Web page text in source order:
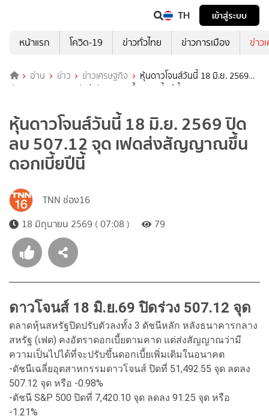
TH
เข้าสู่ระบบ
หน้าแรก
โควิด-19 ข่าวทั่วไทย ข่าวการเมือง ข่าว
อ่าน ข่าว ข่าวเศรษฐกิจ
หุ้นดาวโจนส์วันนี้ 18 มิ.ย. 2569
ปิดลบ 507.12 จุด เฟดส่งสัญญาณขึ้นดอกเบี้ยปีนี้
หุ้นดาวโจนส์วันนี้ 18 มิ.ย. 2569 ปิด
ลบ 507.12 จุด เฟดส่งสัญญาณขึ้น
ดอกเบี้ยปีนี้
TNN ช่อง16
18 มิถุนายน 2569 ( 07:08 )
79
ดาวโจนส์ 18 มิ.ย.69 ปิดร่วง 507.12 จุด
ตลาดหุ้นสหรัฐปิดปรับตัวลงทั้ง 3 ดัชนีหลัก หลังธนาคารกลาง
สหรัฐ (เฟด) คงอัตราดอกเบี้ยตามคาด แต่ส่งสัญญาณว่ามี
ความเป็นไปได้ที่จะปรับขึ้นดอกเบี้ยเพิ่มเติมในอนาคต
-ดัชนีเฉลี่ยอุตสาหกรรมดาวโจนส์ ปิดที่ 51,492.55 จุด ลดลง
507.12 จุด หรือ -0.98%
-ดัชนี S&P 500 ปิดที่ 7,420.10 จุด ลดลง 91.25 จุด หรือ
-1.21%